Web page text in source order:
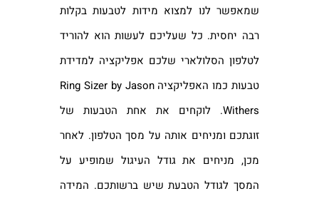
שמאפשר לנו למצוא מידות לטבעות בקלות
רבה יחסית. כל שעליכם לעשות הוא להוריד
לטלפון הסלולארי שלכם אפליקציה למדידת
טבעות כמו האפליקציה Ring Sizer by Jason
Withers. לוקחים את אחת הטבעות של
זוגתכם ומניחים אותה על מסך הטלפון. לאחר
מכן, מניחים את גודל העיגול שמופיע על
המסך לגודל הטבעת שיש ברשותכם. המידה